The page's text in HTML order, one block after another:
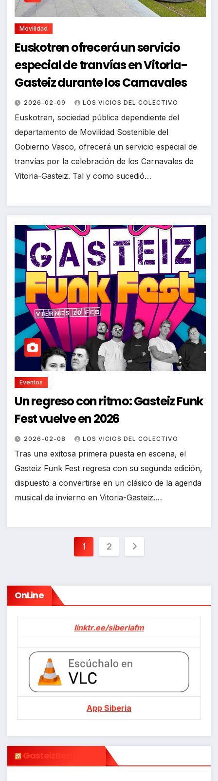
Movilidad
Euskotren ofrecerá un servicio
especial de tranvías en Vitoria-
Gasteiz durante los Carnavales
2026-02-09 LOS VICIOS DEL COLECTIVO
Euskotren, sociedad pública dependiente del
departamento de Movilidad Sostenible del
Gobierno Vasco, ofrecerá un servicio especial de
tranvías por la celebración de los Carnavales de
Vitoria-Gasteiz. Tal y como sucedió…
Eventos
Un regreso con ritmo: Gasteiz Funk
Fest vuelve en 2026
2026-02-08 LOS VICIOS DEL COLECTIVO
Tras una exitosa primera puesta en escena, el
Gasteiz Funk Fest regresa con su segunda edición,
dispuesto a convertirse en un clásico de la agenda
musical de invierno en Vitoria-Gasteiz.…
Paginación
entradas
1 2
OnLine
linktr.ee/siberiafm
App Siberia
GasteizBerri.com